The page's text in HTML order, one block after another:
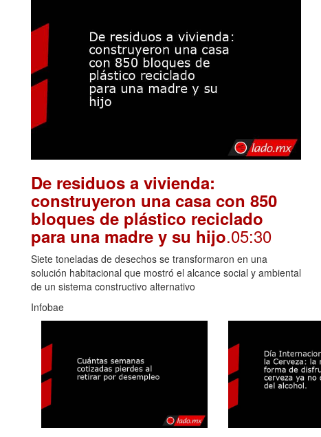
De residuos a vivienda:
construyeron una casa con 850
bloques de plástico reciclado
para una madre y su hijo.05:30
Siete toneladas de desechos se transformaron en una
solución habitacional que mostró el alcance social y ambiental
de un sistema constructivo alternativo
Infobae